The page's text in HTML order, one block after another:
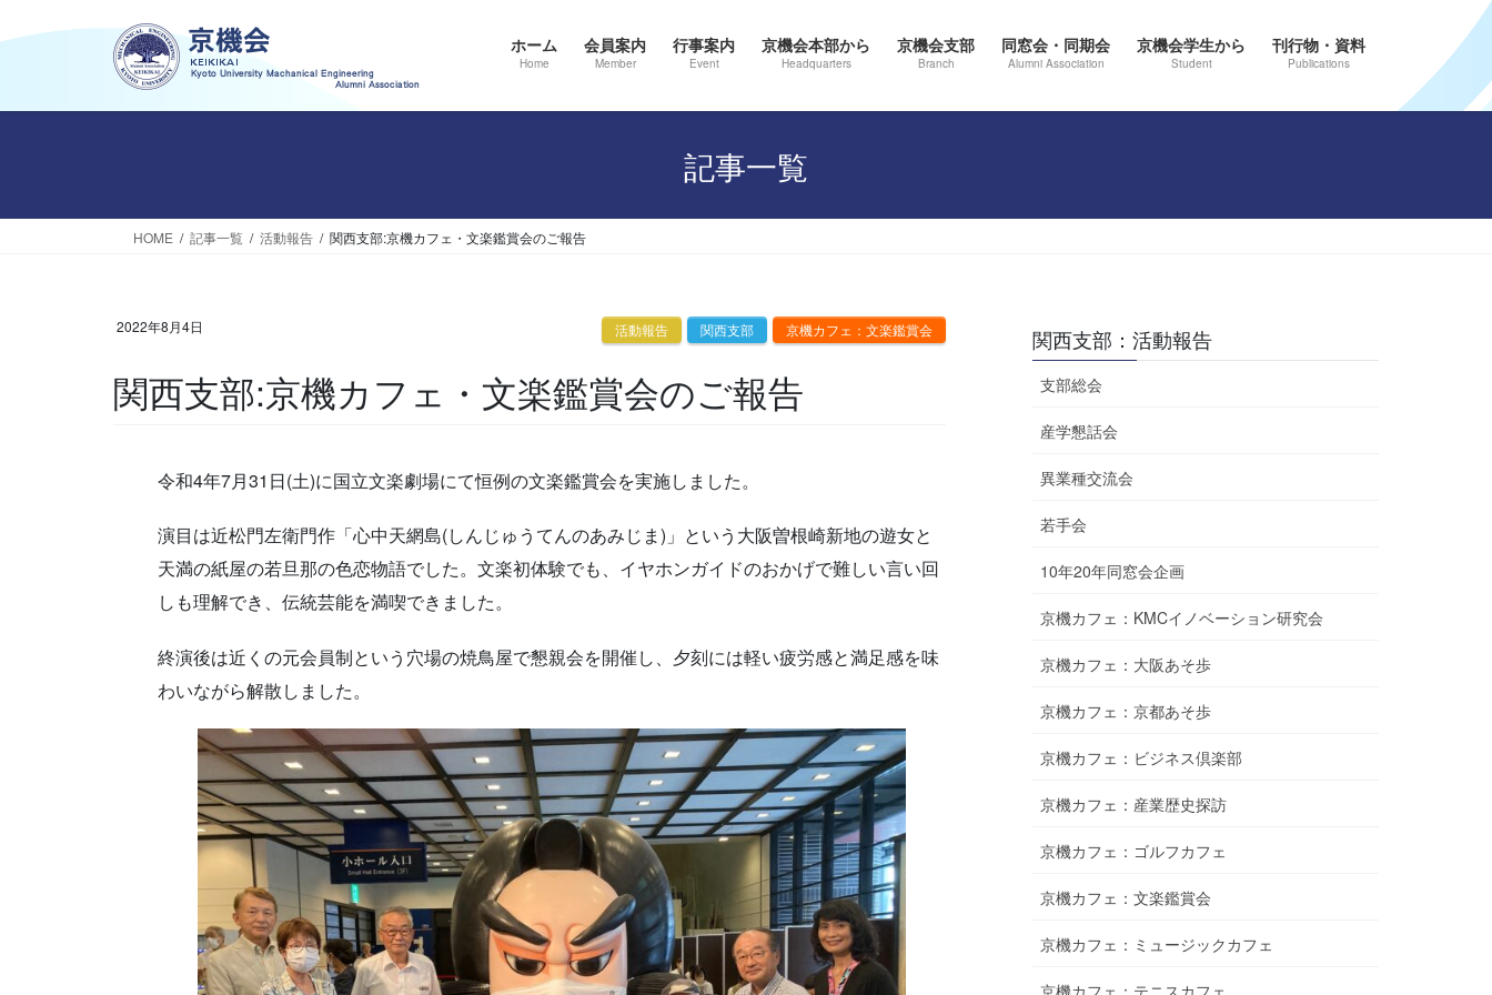
ン
ツ
ッ
ビ
シ
移
ホーム
Home
会員案内
Member
行事案内
Event
京機会本部から
Headquarters
京機会支部
Branch
同窓会・同期会
Alumni Association
京機会学生から
Student
刊行物・資料
Publications
記事一覧
HOME 記事一覧 活動報告 関西支部:京機カフェ・文楽鑑賞会のご報告
2022年8月4日 京機カフェ：文楽鑑賞会
関西支部
活動報告
関西支部:京機カフェ・文楽鑑賞会のご報告
令和4年7月31日(土)に国立文楽劇場にて恒例の文楽鑑賞会を実施しました。
演目は近松門左衛門作「心中天網島(しんじゅうてんのあみじま)」という大阪曽根崎新地の遊女と
天満の紙屋の若旦那の色恋物語でした。文楽初体験でも、イヤホンガイドのおかげで難しい言い回
しも理解でき、伝統芸能を満喫できました。
終演後は近くの元会員制という穴場の焼鳥屋で懇親会を開催し、夕刻には軽い疲労感と満足感を味
わいながら解散しました。
関西支部：活動報告
支部総会
産学懇話会
異業種交流会
若手会
10年20年同窓会企画
京機カフェ：KMCイノベーション研究会
京機カフェ：大阪あそ歩
京機カフェ：京都あそ歩
京機カフェ：ビジネス倶楽部
京機カフェ：産業歴史探訪
京機カフェ：ゴルフカフェ
京機カフェ：文楽鑑賞会
京機カフェ：ミュージックカフェ